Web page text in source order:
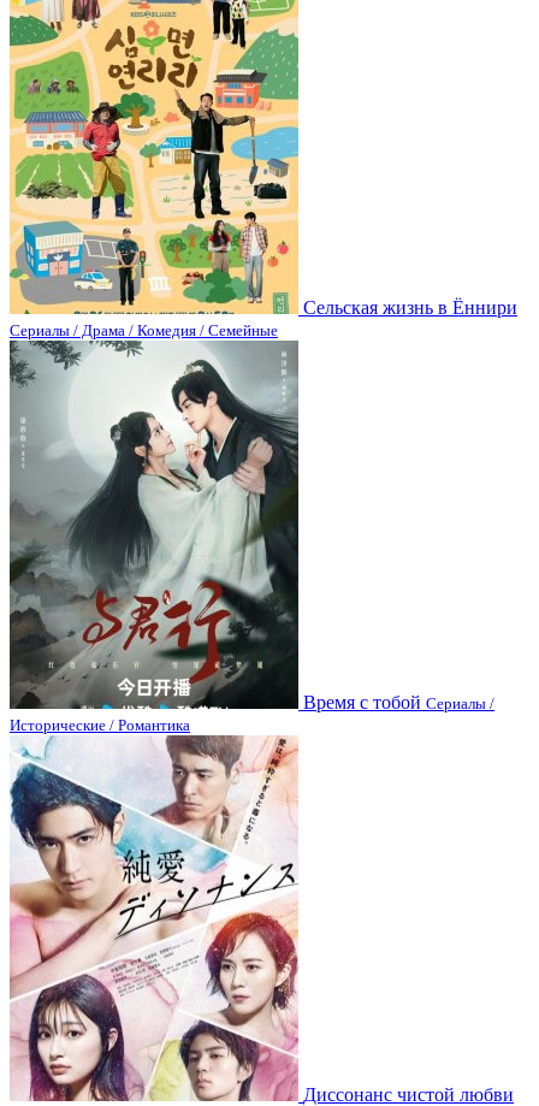
Сельская жизнь в Ëннири
Сериалы / Драма / Комедия / Семейные
Время с тобой Сериалы /
Исторические / Романтика
Диссонанс чистой любви